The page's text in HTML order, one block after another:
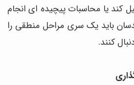
کند یا محاسبات پیچیده ای انجام
باید یک سری مراحل منطقی را
کنند.